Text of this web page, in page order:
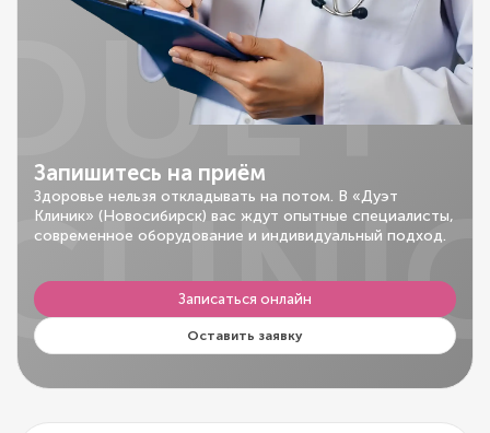
Запишитесь на приём
Здоровье нельзя откладывать на потом. В «Дуэт
Клиник» (Новосибирск) вас ждут опытные специалисты,
современное оборудование и индивидуальный подход.
Записаться онлайн
Оставить заявку